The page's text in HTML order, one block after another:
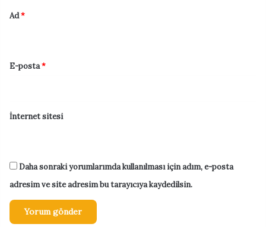
Ad*
E-posta*
İnternet sitesi
Daha sonraki yorumlarımda kullanılması için adım, e-posta
adresim ve site adresim bu tarayıcıya kaydedilsin.